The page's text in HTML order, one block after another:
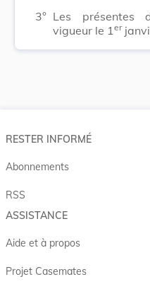
3° Les présentes
vigueur le 1 er
RESTER INFORMÉ
Abonnements
RSS
ASSISTANCE
Aide et à propos
Projet Casemates